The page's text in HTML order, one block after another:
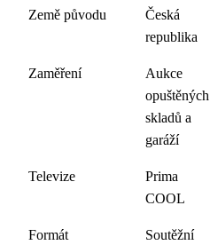
Země původu
Česká
republika
Zaměření
Aukce
opuštěných
skladů a
garáží
Televize
Prima
COOL
Formát
Soutěžní